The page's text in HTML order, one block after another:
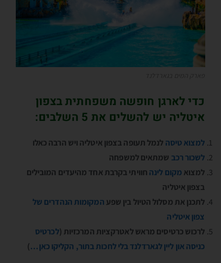
כדי לארגן חופשה משפחתית בצפון
איטליה יש להשלים את 5 השלבים:
למצוא טיסה לנמל תעופה בצפון איטליה ויש הרבה כאלו
לשכור רכב שמתאים למשפחה
למצוא מקום לינה חוויתי בקרבת אחד מהיעדים המובילים
בצפון איטליה
לתכנן את מסלול הטיול בין שפעהמקומות הנהדרים של
צפון איטליה
לרכוש כרטיסים מראש לאטרקציות המרכזיות (לכרטיס
כניסה און ליין לגארדלנד בלי לחכות בתור, הקליקו כאן…)